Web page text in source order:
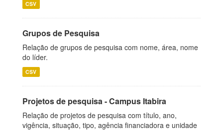
CSV
Grupos de Pesquisa
Relação de grupos de pesquisa com nome, área, nome
do líder.
CSV
Projetos de pesquisa - Campus Itabira
Relação de projetos de pesquisa com título, ano,
vigência, situação, tipo, agência financiadora e unidade